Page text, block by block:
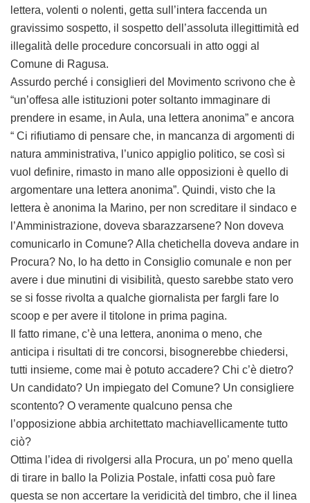
lettera, volenti o nolenti, getta sull’intera faccenda un
gravissimo sospetto, il sospetto dell’assoluta illegittimità ed
illegalità delle procedure concorsuali in atto oggi al
Comune di Ragusa.
Assurdo perché i consiglieri del Movimento scrivono che è
“un’offesa alle istituzioni poter soltanto immaginare di
prendere in esame, in Aula, una lettera anonima” e ancora
“ Ci rifiutiamo di pensare che, in mancanza di argomenti di
natura amministrativa, l’unico appiglio politico, se così si
vuol definire, rimasto in mano alle opposizioni è quello di
argomentare una lettera anonima”. Quindi, visto che la
lettera è anonima la Marino, per non screditare il sindaco e
l’Amministrazione, doveva sbarazzarsene? Non doveva
comunicarlo in Comune? Alla chetichella doveva andare in
Procura? No, lo ha detto in Consiglio comunale e non per
avere i due minutini di visibilità, questo sarebbe stato vero
se si fosse rivolta a qualche giornalista per fargli fare lo
scoop e per avere il titolone in prima pagina.
Il fatto rimane, c’è una lettera, anonima o meno, che
anticipa i risultati di tre concorsi, bisognerebbe chiedersi,
tutti insieme, come mai è potuto accadere? Chi c’è dietro?
Un candidato? Un impiegato del Comune? Un consigliere
scontento? O veramente qualcuno pensa che
l’opposizione abbia architettato machiavellicamente tutto
ciò?
Ottima l’idea di rivolgersi alla Procura, un po’ meno quella
di tirare in ballo la Polizia Postale, infatti cosa può fare
questa se non accertare la veridicità del timbro, che il linea